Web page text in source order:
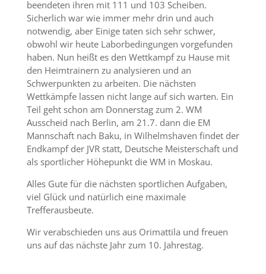
beendeten ihren mit 111 und 103 Scheiben.
Sicherlich war wie immer mehr drin und auch
notwendig, aber Einige taten sich sehr schwer,
obwohl wir heute Laborbedingungen vorgefunden
haben. Nun heißt es den Wettkampf zu Hause mit
den Heimtrainern zu analysieren und an
Schwerpunkten zu arbeiten. Die nächsten
Wettkämpfe lassen nicht lange auf sich warten. Ein
Teil geht schon am Donnerstag zum 2. WM
Ausscheid nach Berlin, am 21.7. dann die EM
Mannschaft nach Baku, in Wilhelmshaven findet der
Endkampf der JVR statt, Deutsche Meisterschaft und
als sportlicher Höhepunkt die WM in Moskau.
Alles Gute für die nächsten sportlichen Aufgaben,
viel Glück und natürlich eine maximale
Trefferausbeute.
Wir verabschieden uns aus Orimattila und freuen
uns auf das nächste Jahr zum 10. Jahrestag.